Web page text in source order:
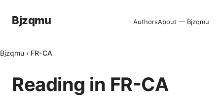
Bjzqmu AuthorsAbout — Bjzqmu
Bjzqmu › FR-CA
Reading in FR-CA